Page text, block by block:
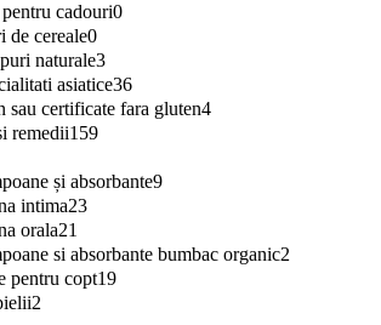
cadouri0
de cereale0
naturale3
asiatice36
sau certificate fara gluten4
remedii159
și absorbante9
intima23
orala21
si absorbante bumbac organic2
pentru copt19
2